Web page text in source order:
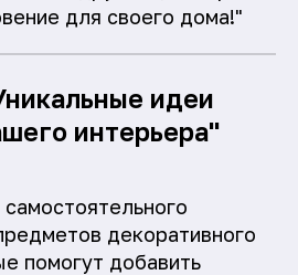
для своего дома!"
идеи
интерьера"
декоративного
помогут добавить